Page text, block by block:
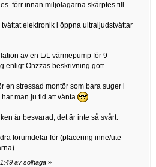
förr innan miljölagarna skärptes till.
elektronik i öppna ultraljudstvättar
av en L/L värmepump för 9-
enligt Onzzas beskrivning gott.
en stressad montör som bara suger i
man ju tid att vänta
är besvarad; det är inte så svårt.
forumdelar för (placering inne/ute-
av solhaga »